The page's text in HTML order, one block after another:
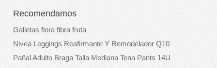
Recomendamos
Galletas flora fibra fruta
Nivea Leggings Reafirmante Y Remodelador Q10
Pañal Adulto Braga Talla Mediana Tena Pants 14U